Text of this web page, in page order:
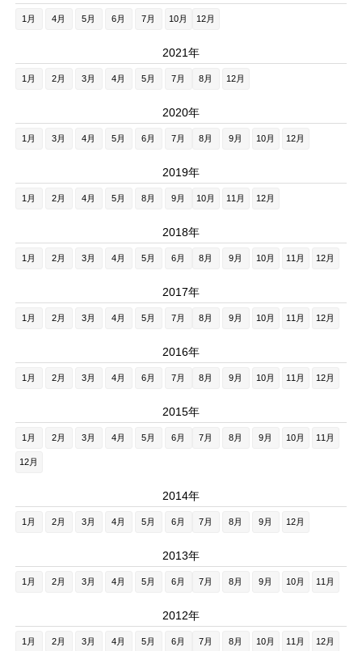
1月 4月 5月 6月 7月 10月 12月
2021年
1月 2月 3月 4月 5月 7月 8月 12月
2020年
1月 3月 4月 5月 6月 7月 8月 9月 10月 12月
2019年
1月 2月 4月 5月 8月 9月 10月 11月 12月
2018年
1月 2月 3月 4月 5月 6月 8月 9月 10月 11月 12月
2017年
1月 2月 3月 4月 5月 7月 8月 9月 10月 11月 12月
2016年
1月 2月 3月 4月 6月 7月 8月 9月 10月 11月 12月
2015年
1月 2月 3月 4月 5月 6月 7月 8月 9月 10月 11月
12月
2014年
1月 2月 3月 4月 5月 6月 7月 8月 9月 12月
2013年
1月 2月 3月 4月 5月 6月 7月 8月 9月 10月 11月
2012年
1月 2月 3月 4月 5月 6月 7月 8月 10月 11月 12月